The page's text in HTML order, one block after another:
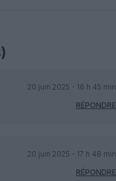
20 juin 2025 - 16 h 45 min
RÉPONDRE
20 juin 2025 - 17 h 48 min
RÉPONDRE